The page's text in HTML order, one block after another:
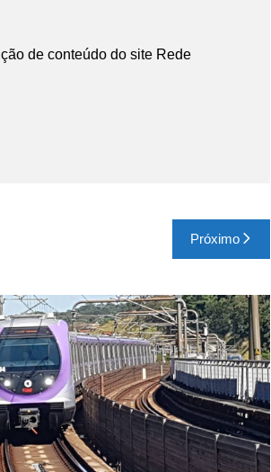
de conteúdo do site Rede
Próximo